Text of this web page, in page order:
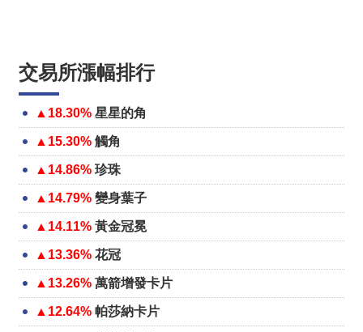
交易所漲幅排行
▲18.30% 星星的角
▲15.30% 觸角
▲14.86% 珍珠
▲14.79% 變身葉子
▲14.11% 黃金冠冕
▲13.36% 花冠
▲13.26% 萬箭增發卡片
▲12.64% 帕莎納卡片